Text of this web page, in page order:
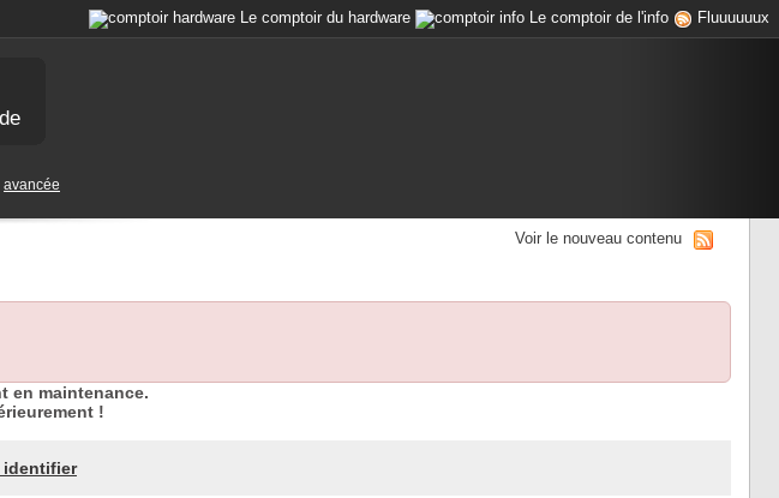
Le comptoir du hardware Le comptoir de l'info Fluuuuuux
avancée
Voir le nouveau contenu
en maintenance.
!
identifier